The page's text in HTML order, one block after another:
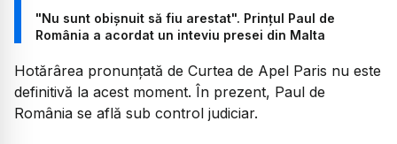
"Nu sunt obișnuit să fiu arestat". Prințul Paul de
România a acordat un inteviu presei din Malta
Hotărârea pronunțată de Curtea de Apel Paris nu este
definitivă la acest moment. În prezent, Paul de
România se află sub control judiciar.